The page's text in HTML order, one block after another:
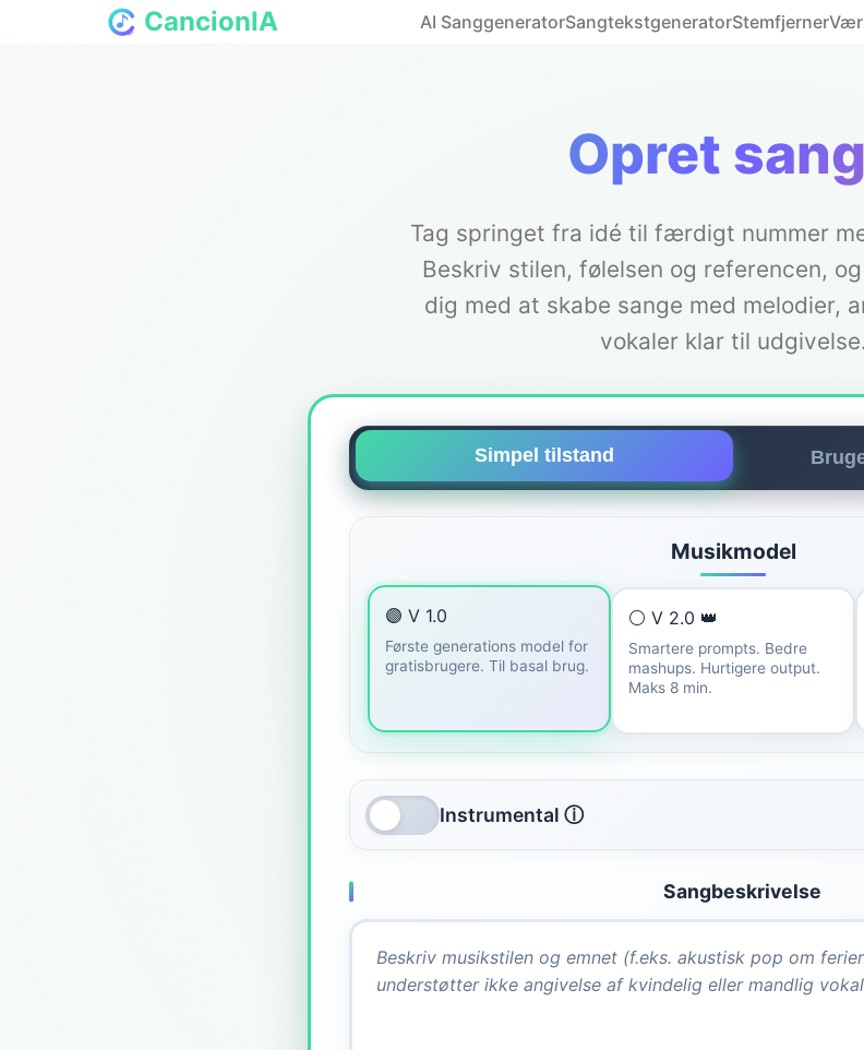
CancionIA AI SanggeneratorSangtekstgeneratorStemfjerner
Opret
Tag springet fra idé til færdigt nummer
Beskriv stilen, følelsen og referencen,
dig med at skabe sange med melodier,
vokaler klar til udgivelse.
Simpel tilstand
Musikmodel
🟣 V 1.0
Første generations model for
gratisbrugere. Til basal brug.
⚪ V 2.0 👑
Smartere prompts. Bedre
mashups. Hurtigere output.
Maks 8 min.
Instrumental ⓘ
Sangbeskrivelse